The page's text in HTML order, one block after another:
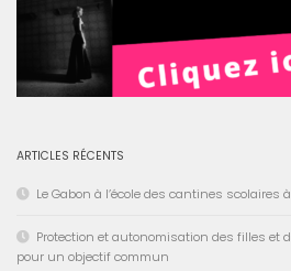
ARTICLES RÉCENTS
Le Gabon à l’école des cantines scolaires
Protection et autonomisation des filles et
pour un objectif commun